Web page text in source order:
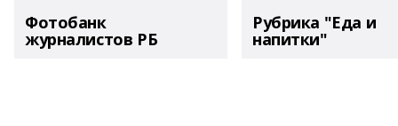
Фотобанк
журналистов РБ
Рубрика "Еда и
напитки"